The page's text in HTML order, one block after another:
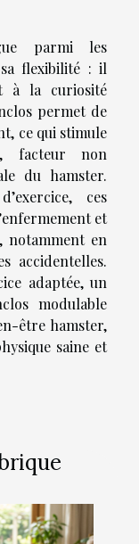
parmi les
flexibilité : il
à la curiosité
permet de
ce qui stimule
facteur non
du hamster.
ces
et
notamment en
accidentelles.
adaptée, un
modulable
être hamster,
saine et